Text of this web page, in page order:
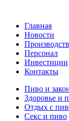
Главная
Новости
Персонал
Инвестиции
Контакты
Пиво и
Здоровье и
Отдых с
Секс и пиво